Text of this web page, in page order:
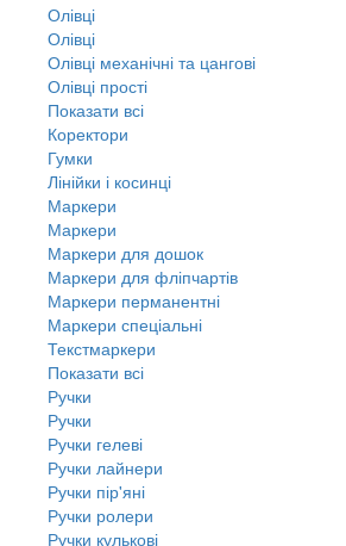
Олівці
Олівці
Олівці механічні та цангові
Олівці прості
Показати всі
Коректори
Гумки
Лінійки і косинці
Маркери
Маркери
Маркери для дошок
Маркери для фліпчартів
Маркери перманентні
Маркери спеціальні
Текстмаркери
Показати всі
Ручки
Ручки
Ручки гелеві
Ручки лайнери
Ручки пір'яні
Ручки ролери
Ручки кулькові